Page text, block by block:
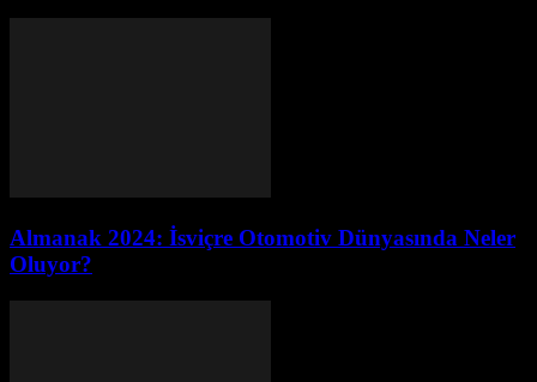
Almanak 2024: İsviçre Otomotiv Dünyasında Neler
Oluyor?